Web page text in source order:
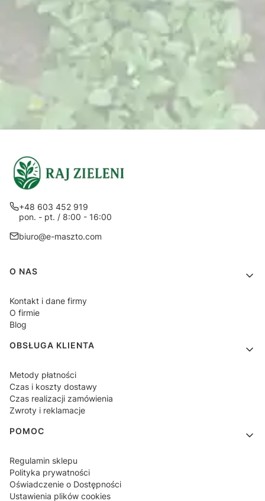
+48 603 452 919
pon. - pt. / 8:00 - 16:00
biuro@e-maszto.com
Linki w stopce
O NAS
Kontakt i dane firmy
O firmie
Blog
OBSŁUGA KLIENTA
Metody płatności
Czas i koszty dostawy
Czas realizacji zamówienia
Zwroty i reklamacje
POMOC
Regulamin sklepu
Polityka prywatności
Oświadczenie o Dostępności
Ustawienia plików cookies